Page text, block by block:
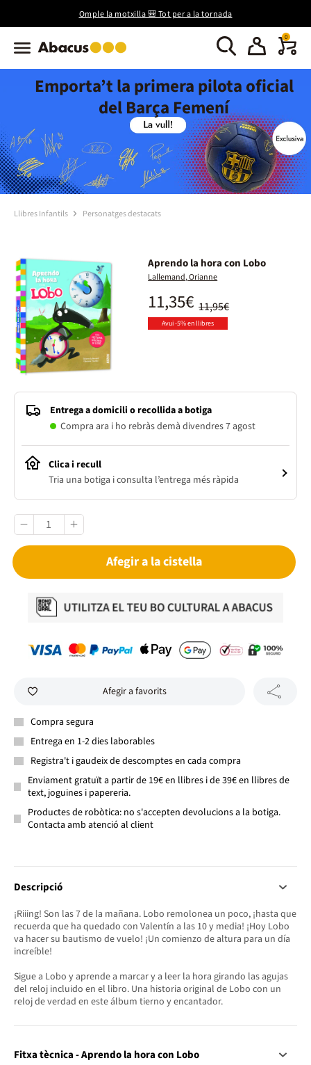
Omple la motxilla 🎒 Tot per a la tornada
0
Emporta’t la primera pilota oficial
del Barça Femení
Llibres Infantils Personatges destacats
Aprendo la hora con Lobo
Lallemand, Orianne
11,95€
11,35€
Avui -5% en llibres
Entrega a domicili o recollida a botiga
Compra ara i ho rebràs demà divendres 7 agost
Clica i recull
Tria una botiga i consulta l’entrega més ràpida
Afegir a la cistella
Afegir a favorits
Compra segura
Entrega en 1-2 dies laborables
Registra't i gaudeix de descomptes en cada compra
Enviament gratuït a partir de 19€ en llibres i de 39€ en llibres de
text, joguines i papereria.
Productes de robòtica: no s'accepten devolucions a la botiga.
Contacta amb atenció al client
Descripció
¡Riiing! Son las 7 de la mañana. Lobo remolonea un poco, ¡hasta que
recuerda que ha quedado con Valentín a las 10 y media! ¡Hoy Lobo
va hacer su bautismo de vuelo! ¡Un comienzo de altura para un día
increíble!
Sigue a Lobo y aprende a marcar y a leer la hora girando las agujas
del reloj incluido en el libro. Una historia original de Lobo con un
reloj de verdad en este álbum tierno y encantador.
Fitxa tècnica - Aprendo la hora con Lobo